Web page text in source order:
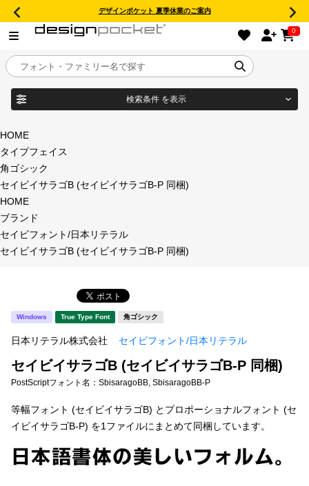
デザインポケット 夏季休業のご案内
0
目的別フォントガイド
特集
年間ライセンス商品
新着一覧
カート
マイページ
お気に入り
検索条件 を表示
商品名
フォント形式
タイプフェイス
明朝体
宋朝体 清朝体
教科書体 行書体
草書体 勘亭流
江戸文字 デザイン毛筆
HOME
タイプフェイス
角ゴシック
セイビイサラゴB (セイビイサラゴB-P 同梱)
HOME
ブランド
セイビフォント/日本リテラル
セイビイサラゴB (セイビイサラゴB-P 同梱)
Windows True Type Font 角ゴシック
日本リテラル株式会社 セイビフォント/日本リテラル
セイビイサラゴB (セイビイサラゴB-P 同梱)
PostScriptフォント名： SbisaragoBB, SbisaragoBB-P
等幅フォント (セイビイサラゴB) とプロポーショナルフォント (セ
イビイサラゴB-P) を1ファイルにまとめて同梱しています。